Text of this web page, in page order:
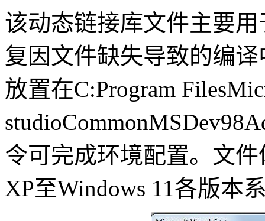
该动态链接库文件主要
复因文件缺失导致的编
放置在C:Program
令可完成环境配置。文
XP至Windows 11各版本